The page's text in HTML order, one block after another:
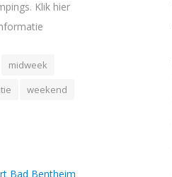
Klik hier
midweek
weekend